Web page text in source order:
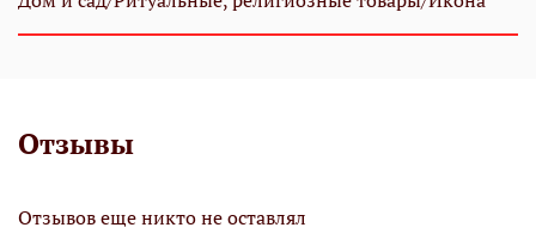
Отзывы
Отзывов еще никто не оставлял